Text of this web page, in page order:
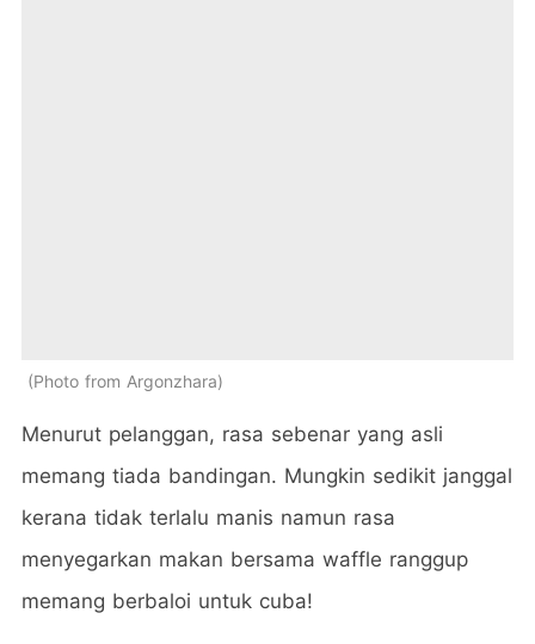
Photo from Argonzhara
Menurut pelanggan, rasa sebenar yang asli
memang tiada bandingan. Mungkin sedikit janggal
kerana tidak terlalu manis namun rasa
menyegarkan makan bersama waffle ranggup
memang berbaloi untuk cuba!